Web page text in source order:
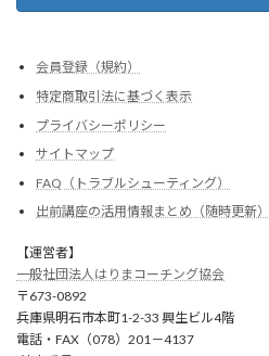
会員登録（規約）
特定商取引法に基づく表示
プライバシーポリシー
サイトマップ
FAQ（トラブルシューティング）
出前講座の活用情報まとめ（随時更新）
【運営者】
一般社団法人はりまコーチング協会
〒673-0892
兵庫県明石市本町1-2-33 興生ビル4階
電話・FAX（078）201－4137